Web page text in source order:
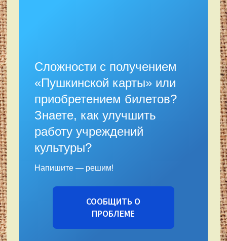
Сложности с получением
«Пушкинской карты» или
приобретением билетов?
Знаете, как улучшить
работу учреждений
культуры?
Напишите — решим!
СООБЩИТЬ О
ПРОБЛЕМЕ